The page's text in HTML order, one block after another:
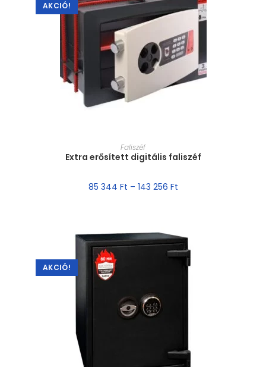
AKCIÓ!
MÉRET VÁLASZTÁSA
Faliszéf
Extra erősített digitális faliszéf
85 344 Ft – 143 256 Ft
AKCIÓ!